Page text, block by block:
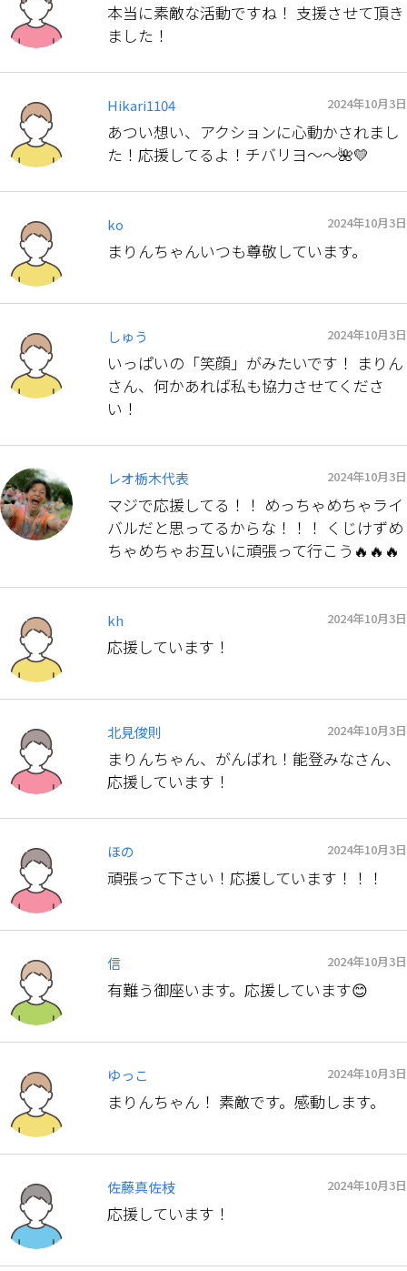
本当に素敵な活動ですね！ 支援させて頂き
ました！
Hikari1104 2024年10月3日
あつい想い、アクションに心動かされまし
た！応援してるよ！チバリヨ～～🌺💛
ko 2024年10月3日
まりんちゃんいつも尊敬しています。
しゅう 2024年10月3日
いっぱいの「笑顔」がみたいです！ まりん
さん、何かあれば私も協力させてくださ
い！
レオ栃木代表 2024年10月3日
マジで応援してる！！ めっちゃめちゃライ
バルだと思ってるからな！！！ くじけずめ
ちゃめちゃお互いに頑張って行こう🔥🔥🔥
kh 2024年10月3日
応援しています！
北見俊則 2024年10月3日
まりんちゃん、がんばれ！能登みなさん、
応援しています！
ほの 2024年10月3日
頑張って下さい！応援しています！！！
信 2024年10月3日
有難う御座います。応援しています😊
ゆっこ 2024年10月3日
まりんちゃん！ 素敵です。感動します。
佐藤真佐枝 2024年10月3日
応援しています！